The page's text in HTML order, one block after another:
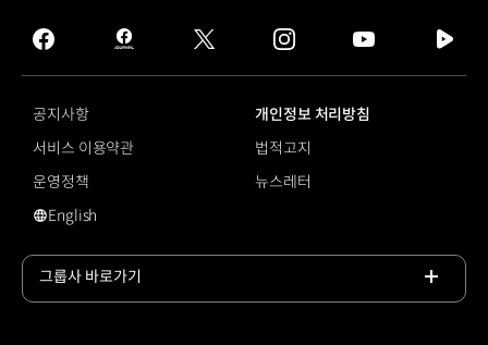
GROUP
facebook
hmg
journal
twitter instagram
tv
공지사항
개인정보 처리방침
서비스 이용약관
법적고지
운영정책
뉴스레터
영문 사이트로 이동
English
그룹사 바로가기